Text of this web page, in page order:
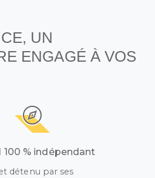
UN
ENGAGÉ À VOS
100 % indépendant
détenu par ses